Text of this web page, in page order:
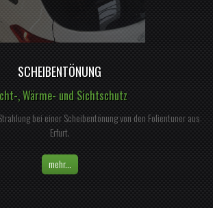
SCHEIBENTÖNUNG
, Wärme- und Sichtschutz
bei einer Scheibentönung von den Folientuner aus
Erfurt.
mehr...